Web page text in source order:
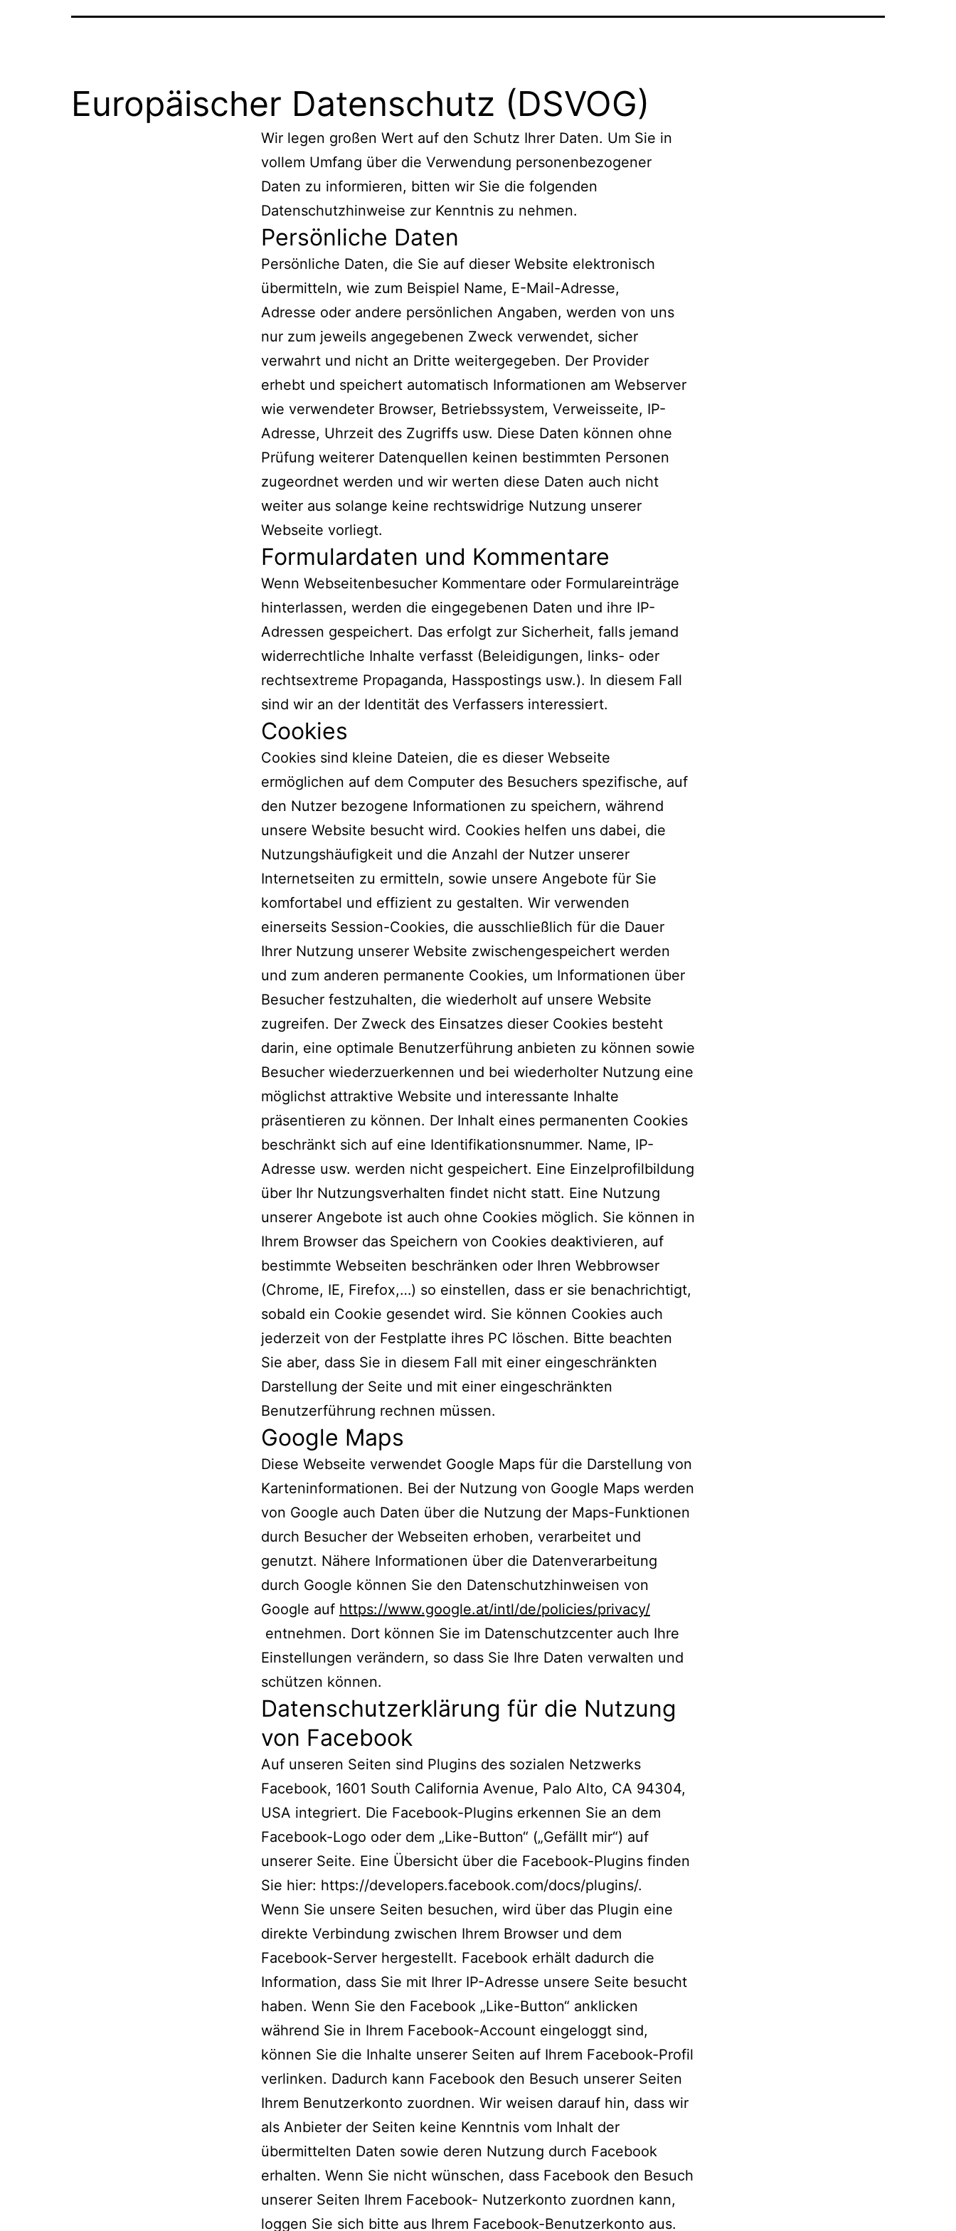
Europäischer Datenschutz (DSVOG)
Wir legen großen Wert auf den Schutz Ihrer Daten. Um Sie in
vollem Umfang über die Verwendung personenbezogener
Daten zu informieren, bitten wir Sie die folgenden
Datenschutzhinweise zur Kenntnis zu nehmen.
Persönliche Daten
Persönliche Daten, die Sie auf dieser Website elektronisch
übermitteln, wie zum Beispiel Name, E-Mail-Adresse,
Adresse oder andere persönlichen Angaben, werden von uns
nur zum jeweils angegebenen Zweck verwendet, sicher
verwahrt und nicht an Dritte weitergegeben. Der Provider
erhebt und speichert automatisch Informationen am Webserver
wie verwendeter Browser, Betriebssystem, Verweisseite, IP-
Adresse, Uhrzeit des Zugriffs usw. Diese Daten können ohne
Prüfung weiterer Datenquellen keinen bestimmten Personen
zugeordnet werden und wir werten diese Daten auch nicht
weiter aus solange keine rechtswidrige Nutzung unserer
Webseite vorliegt.
Formulardaten und Kommentare
Wenn Webseitenbesucher Kommentare oder Formulareinträge
hinterlassen, werden die eingegebenen Daten und ihre IP-
Adressen gespeichert. Das erfolgt zur Sicherheit, falls jemand
widerrechtliche Inhalte verfasst (Beleidigungen, links- oder
rechtsextreme Propaganda, Hasspostings usw.). In diesem Fall
sind wir an der Identität des Verfassers interessiert.
Cookies
Cookies sind kleine Dateien, die es dieser Webseite
ermöglichen auf dem Computer des Besuchers spezifische, auf
den Nutzer bezogene Informationen zu speichern, während
unsere Website besucht wird. Cookies helfen uns dabei, die
Nutzungshäufigkeit und die Anzahl der Nutzer unserer
Internetseiten zu ermitteln, sowie unsere Angebote für Sie
komfortabel und effizient zu gestalten. Wir verwenden
einerseits Session-Cookies, die ausschließlich für die Dauer
Ihrer Nutzung unserer Website zwischengespeichert werden
und zum anderen permanente Cookies, um Informationen über
Besucher festzuhalten, die wiederholt auf unsere Website
zugreifen. Der Zweck des Einsatzes dieser Cookies besteht
darin, eine optimale Benutzerführung anbieten zu können sowie
Besucher wiederzuerkennen und bei wiederholter Nutzung eine
möglichst attraktive Website und interessante Inhalte
präsentieren zu können. Der Inhalt eines permanenten Cookies
beschränkt sich auf eine Identifikationsnummer. Name, IP-
Adresse usw. werden nicht gespeichert. Eine Einzelprofilbildung
über Ihr Nutzungsverhalten findet nicht statt. Eine Nutzung
unserer Angebote ist auch ohne Cookies möglich. Sie können in
Ihrem Browser das Speichern von Cookies deaktivieren, auf
bestimmte Webseiten beschränken oder Ihren Webbrowser
(Chrome, IE, Firefox,…) so einstellen, dass er sie benachrichtigt,
sobald ein Cookie gesendet wird. Sie können Cookies auch
jederzeit von der Festplatte ihres PC löschen. Bitte beachten
Sie aber, dass Sie in diesem Fall mit einer eingeschränkten
Darstellung der Seite und mit einer eingeschränkten
Benutzerführung rechnen müssen.
Google Maps
Diese Webseite verwendet Google Maps für die Darstellung von
Karteninformationen. Bei der Nutzung von Google Maps werden
von Google auch Daten über die Nutzung der Maps-Funktionen
durch Besucher der Webseiten erhoben, verarbeitet und
genutzt. Nähere Informationen über die Datenverarbeitung
durch Google können Sie den Datenschutzhinweisen von
Google auf https://www.google.at/intl/de/policies/privacy/
entnehmen. Dort können Sie im Datenschutzcenter auch Ihre
Einstellungen verändern, so dass Sie Ihre Daten verwalten und
schützen können.
Datenschutzerklärung für die Nutzung
von Facebook
Auf unseren Seiten sind Plugins des sozialen Netzwerks
Facebook, 1601 South California Avenue, Palo Alto, CA 94304,
USA integriert. Die Facebook-Plugins erkennen Sie an dem
Facebook-Logo oder dem „Like-Button“ („Gefällt mir“) auf
unserer Seite. Eine Übersicht über die Facebook-Plugins finden
Sie hier: https://developers.facebook.com/docs/plugins/.
Wenn Sie unsere Seiten besuchen, wird über das Plugin eine
direkte Verbindung zwischen Ihrem Browser und dem
Facebook-Server hergestellt. Facebook erhält dadurch die
Information, dass Sie mit Ihrer IP-Adresse unsere Seite besucht
haben. Wenn Sie den Facebook „Like-Button“ anklicken
während Sie in Ihrem Facebook-Account eingeloggt sind,
können Sie die Inhalte unserer Seiten auf Ihrem Facebook-Profil
verlinken. Dadurch kann Facebook den Besuch unserer Seiten
Ihrem Benutzerkonto zuordnen. Wir weisen darauf hin, dass wir
als Anbieter der Seiten keine Kenntnis vom Inhalt der
übermittelten Daten sowie deren Nutzung durch Facebook
erhalten. Wenn Sie nicht wünschen, dass Facebook den Besuch
unserer Seiten Ihrem Facebook- Nutzerkonto zuordnen kann,
loggen Sie sich bitte aus Ihrem Facebook-Benutzerkonto aus.